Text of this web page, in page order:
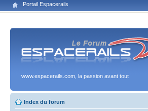
Portail Espacerails
www.espacerails.com, la passion avant tout
Index du forum